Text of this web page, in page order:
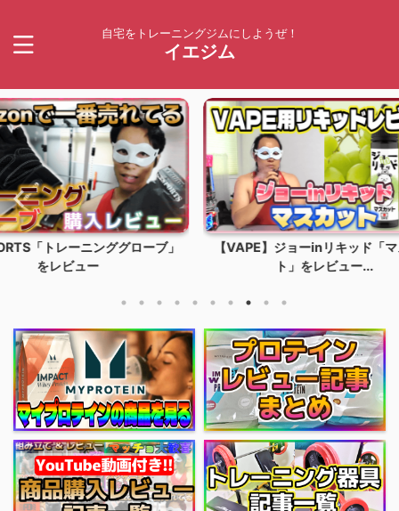
自宅をトレーニングジムにしようぜ！
イエジム
ローブ」
【VAPE】ジョーinリキッド「マスカッ
【プロ